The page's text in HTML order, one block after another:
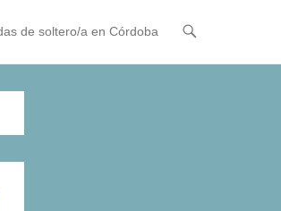
de soltero/a en Córdoba